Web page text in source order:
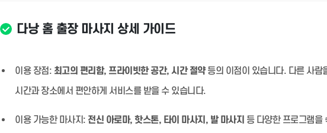
다낭 홈 출장 마사지 상세 가이드
이용 장점: 최고의 편리함, 프라이빗한 공간, 시간 절약등의 이점이 있습니다. 다른 사람
시간과 장소에서 편안하게 서비스를 받을 수 있습니다.
이용 가능한 마사지: 전신 아로마, 핫스톤, 타이 마사지, 발 마사지 등 다양한 프로그램을